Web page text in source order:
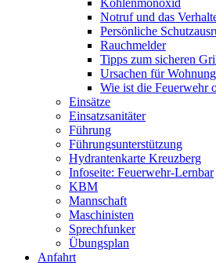
Kohlenmonoxid
Notruf und das
Persönliche
Rauchmelder
Tipps zum sicheren
Ursachen für
Wie ist die Feuerwehr
Einsätze
Einsatzsanitäter
Führung
Führungsunterstützung
Hydrantenkarte Kreuzberg
Infoseite: Feuerwehr-Lernbar
KBM
Mannschaft
Maschinisten
Sprechfunker
Übungsplan
Anfahrt